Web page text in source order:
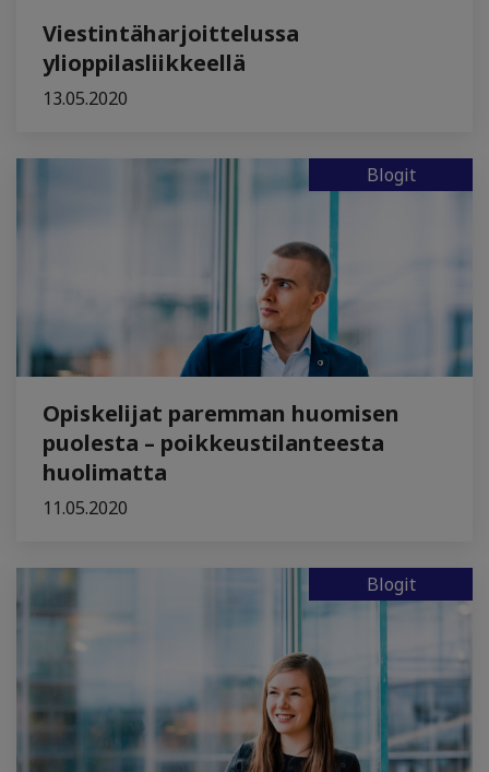
Viestintäharjoittelussa
ylioppilasliikkeellä
13.05.2020
Blogit
Opiskelijat paremman huomisen
puolesta – poikkeustilanteesta
huolimatta
11.05.2020
Blogit